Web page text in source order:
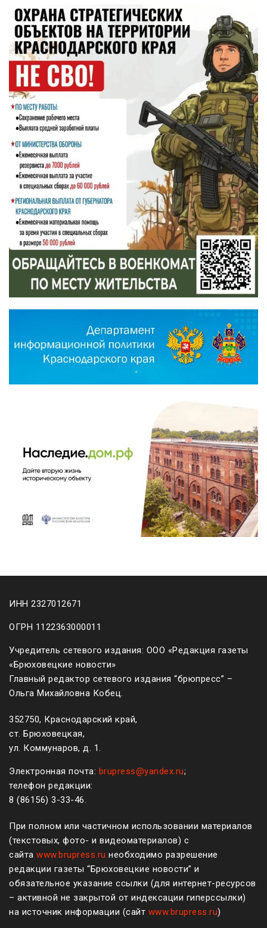
ИНН 2327012671
ОГРН 1122363000011
Учредитель сетевого издания: ООО «Редакция газеты
«Брюховецкие новости»
Главный редактор сетевого издания “брюпресс” –
Ольга Михайловна Кобец.
352750, Краснодарский край,
ст. Брюховецкая,
ул. Коммунаров, д. 1.
Электронная почта: brupress@yandex.ru;
телефон редакции:
8 (861 56) 3-33-46.
При полном или частичном использовании материалов
(текстовых, фото- и видеоматериалов) с
сайта www.brupress.ru необходимо разрешение
редакции газеты “Брюховецкие новости” и
обязательное указание ссылки (для интернет-ресурсов
– активной не закрытой от индексации гиперссылки)
на источник информации (сайт www.brupress.ru)